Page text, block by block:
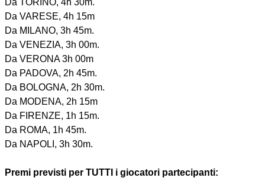
Da TORINO, 4h 30m.
Da VARESE, 4h 15m
Da MILANO, 3h 45m.
Da VENEZIA, 3h 00m.
Da VERONA 3h 00m
Da PADOVA, 2h 45m.
Da BOLOGNA, 2h 30m.
Da MODENA, 2h 15m
Da FIRENZE, 1h 15m.
Da ROMA, 1h 45m.
Da NAPOLI, 3h 30m.
Premi previsti per TUTTI i giocatori partecipanti: